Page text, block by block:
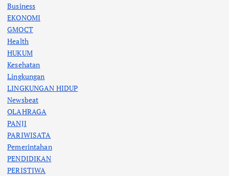
Business
EKONOMI
GMOCT
Health
HUKUM
Kesehatan
Lingkungan
LINGKUNGAN HIDUP
Newsbeat
OLAHRAGA
PANJI
PARIWISATA
Pemerintahan
PENDIDIKAN
PERISTIWA